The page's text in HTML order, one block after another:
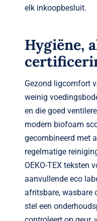
elk inkoopbesluit.
Hygiëne,
Gezond ligcomfort
weinig
en die goed
modern biofoam
gecombineerd met
regelmatige
OEKO-TEX teksten
aanvullende eco
afritsbare, wasbare
stel een